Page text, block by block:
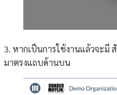
3. หากเป็นการใช้งานแล้วจะ
มาตรงแถบด้านบน